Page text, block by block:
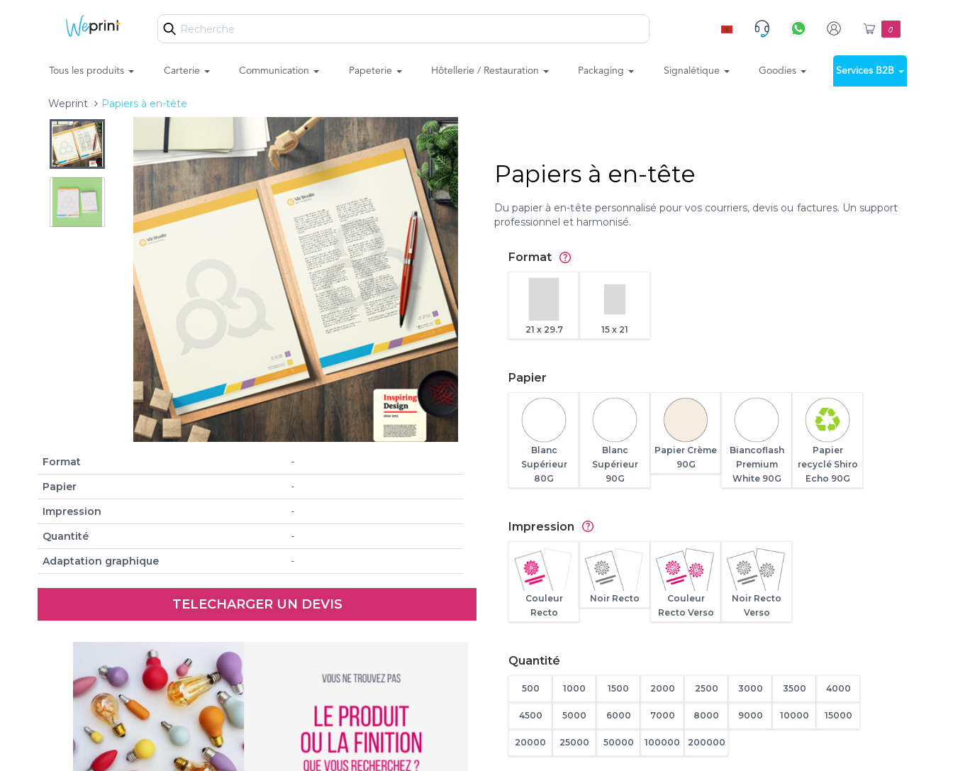
0
Tous les produits Carterie Communication Papeterie Hôtellerie / Restauration Packaging Signalétique Goodies Services B2B
Weprint Papiers à en-tête
Adaptation graphique -
Impression -
Format
-
Papier
-
Quantité -
Papiers à en-tête
Du papier à en-tête personnalisé pour vos courriers, devis ou factures. Un support
professionnel et harmonisé.
Format
21 x 29.7 15 x 21
Papier
Blanc
Supérieur
80G
Blanc
Supérieur
90G
Papier Crème
90G
Biancoflash
Premium
White 90G
Papier
recyclé Shiro
Echo 90G
Impression
Couleur
Recto
Noir Recto
Couleur
Recto Verso
Noir Recto
Verso
Quantité
500 1000 1500 2000 2500 3000 3500 4000
4500 5000 6000 7000 8000 9000 10000 15000
20000 25000 50000 100000 200000